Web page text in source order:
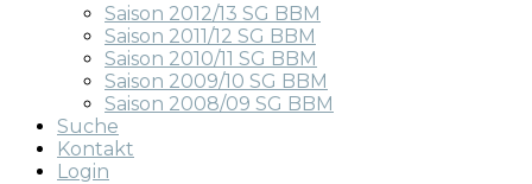
Saison 2012/13 SG BBM
Saison 2011/12 SG BBM
Saison 2010/11 SG BBM
Saison 2009/10 SG BBM
Saison 2008/09 SG BBM
Suche
Kontakt
Login